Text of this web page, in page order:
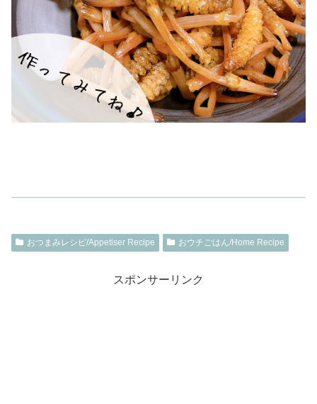
おつまみレシピ/Appetiser Recipe おウチごはん/Home Recipe
スポンサーリンク